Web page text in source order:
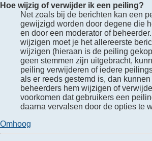
Hoe wijzig of verwijder ik een peiling?
Net zoals bij de berichten kan een
gewijzigd worden door degene die
en door een moderator of
wijzigen moet je het allereerste
wijzigen (hieraan is de peiling
geen stemmen zijn uitgebracht,
peiling verwijderen of iedere
als er reeds gestemd is, dan
beheerders hem wijzigen of
voorkomen dat gebruikers een
daarna vervalsen door de opties te
Omhoog